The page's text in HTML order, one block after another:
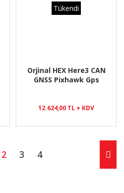
Tükendi
Orjinal HEX Here3 CAN
GNSS Pixhawk Gps
12.624,00 TL + KDV
2 3 4